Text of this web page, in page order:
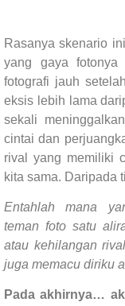
Rasanya skenario
yang gaya fotonya
fotografi jauh
eksis lebih lama
sekali
cintai dan
rival yang memiliki
kita sama. Daripada
Entahlah mana
teman foto satu
atau kehilangan
juga memacu diriku
Pada akhirnya…